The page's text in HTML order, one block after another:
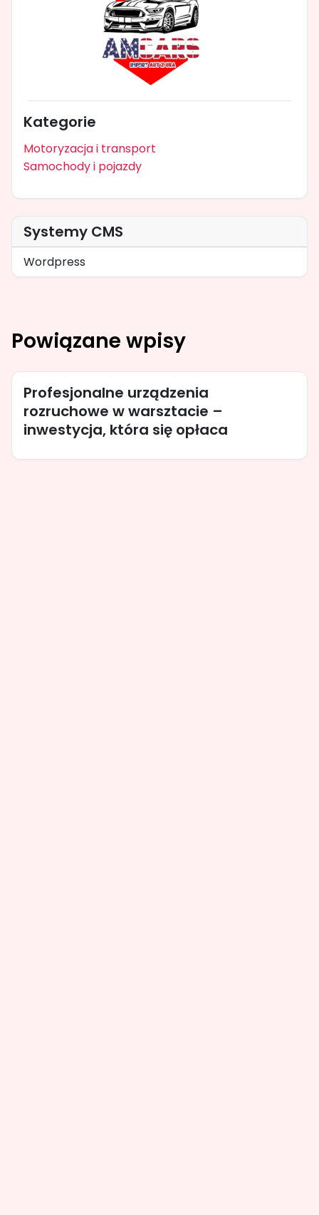
Kategorie
Motoryzacja i transport
Samochody i pojazdy
Systemy CMS
Wordpress
Powiązane wpisy
Profesjonalne urządzenia
rozruchowe w warsztacie –
inwestycja, która się opłaca